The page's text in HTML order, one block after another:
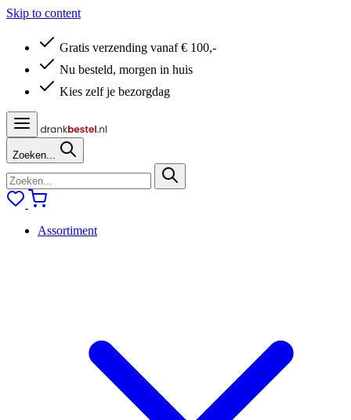
Skip to content
Gratis verzending vanaf € 100,-
Nu besteld, morgen in huis
Kies zelf je bezorgdag
Zoeken...
Assortiment